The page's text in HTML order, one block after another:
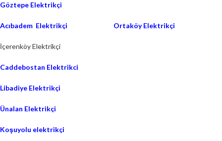
Göztepe Elektrikçi
Acıbadem Elektrikçi Ortaköy Elektrikçi
İçerenköy Elektrikçi
Caddebostan Elektrikci
Libadiye Elektrikçi
Ünalan Elektrikçi
Koşuyolu elektrikçi